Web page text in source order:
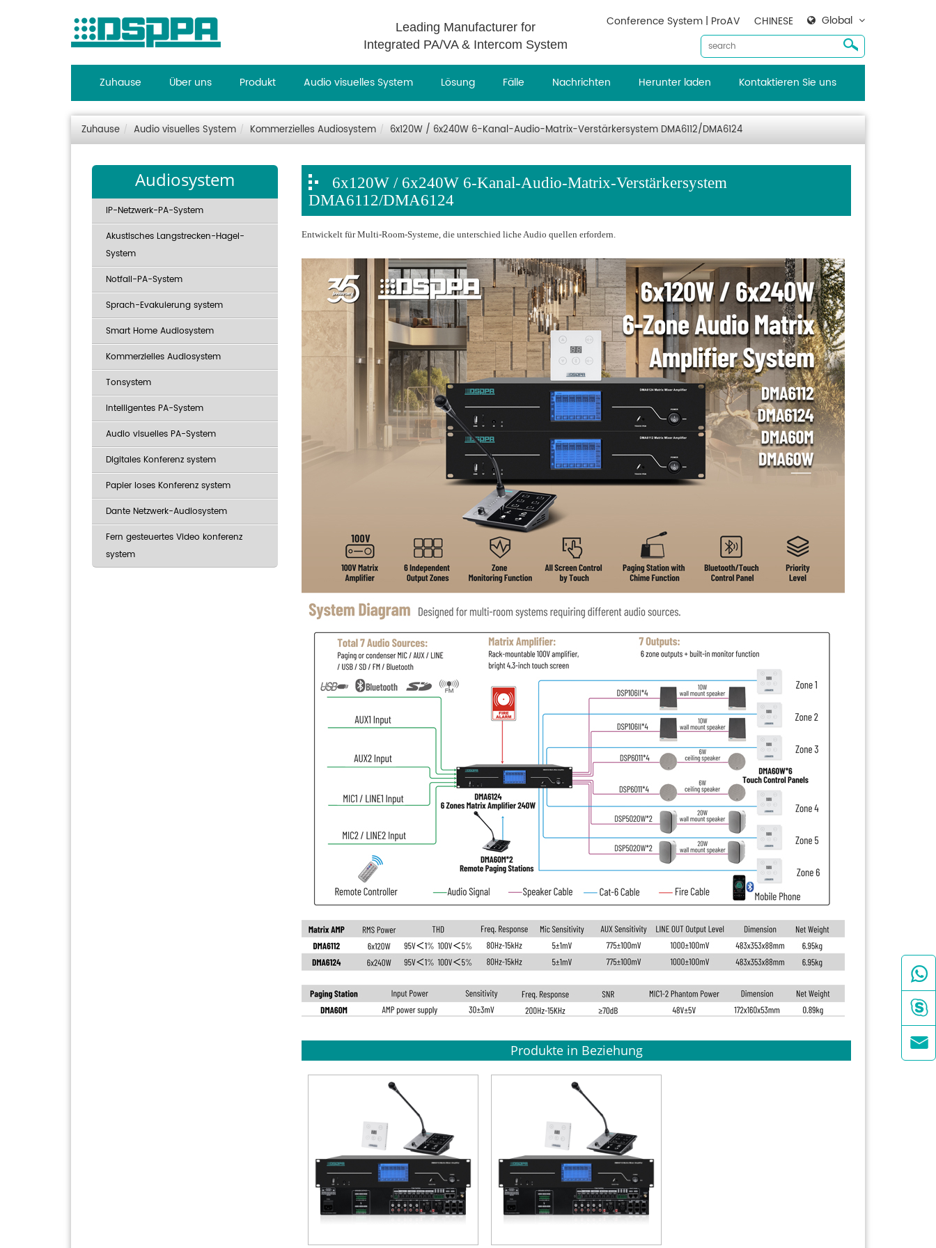
Leading Manufacturer for
Integrated PA/VA & Intercom System
Global
CHINESE
Conference System | ProAV
Zuhause Über uns Produkt Audio visuelles System Lösung Fälle Nachrichten Herunter laden Kontaktieren Sie uns
Zuhause Audio visuelles System Kommerzielles Audiosystem 6x120W / 6x240W 6-Kanal-Audio-Matrix-Verstärkersystem DMA6112/DMA6124
Audiosystem
IP-Netzwerk-PA-System
Akustisches Langstrecken-Hagel-
System
Notfall-PA-System
Sprach-Evakuierung system
Smart Home Audiosystem
Kommerzielles Audiosystem
Tonsystem
Intelligentes PA-System
Audio visuelles PA-System
Digitales Konferenz system
Papier loses Konferenz system
Dante Netzwerk-Audiosystem
Fern gesteuertes Video konferenz
system
6x120W / 6x240W 6-Kanal-Audio-Matrix-Verstärkersystem
DMA6112/DMA6124
Entwickelt für Multi-Room-Systeme, die unterschied liche Audio quellen erfordern.
Produkte in Beziehung


